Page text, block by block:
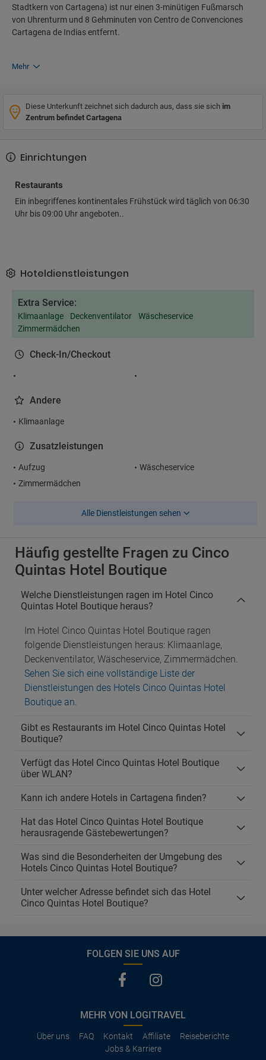
Stadtkern von Cartagena) ist nur einen 3-minütigen Fußmarsch
von Uhrenturm und 8 Gehminuten von Centro de Convenciones
Cartagena de Indias entfernt.
Mehr
Diese Unterkunft zeichnet sich dadurch aus, dass sie sich im
Zentrum befindet Cartagena
Einrichtungen
Restaurants
Ein inbegriffenes kontinentales Frühstück wird täglich von 06:30
Uhr bis 09:00 Uhr angeboten..
Hoteldienstleistungen
Extra Service:
Klimaanlage Deckenventilator
Wäscheservice
Zimmermädchen
Check-In/Checkout
Andere
Klimaanlage
Zusatzleistungen
Aufzug
Wäscheservice
Zimmermädchen
Alle Dienstleistungen sehen
Häufig gestellte Fragen zu Cinco
Quintas Hotel Boutique
Welche Dienstleistungen ragen im Hotel Cinco
Quintas Hotel Boutique heraus?
Im Hotel Cinco Quintas Hotel Boutique ragen
folgende Dienstleistungen heraus: Klimaanlage,
Deckenventilator, Wäscheservice, Zimmermädchen.
Sehen Sie sich eine vollständige Liste der
Dienstleistungen des Hotels Cinco Quintas Hotel
Boutique an.
Gibt es Restaurants im Hotel Cinco Quintas Hotel
Boutique?
Verfügt das Hotel Cinco Quintas Hotel Boutique
über WLAN?
Kann ich andere Hotels in Cartagena finden?
Hat das Hotel Cinco Quintas Hotel Boutique
herausragende Gästebewertungen?
Was sind die Besonderheiten der Umgebung des
Hotels Cinco Quintas Hotel Boutique?
Unter welcher Adresse befindet sich das Hotel
Cinco Quintas Hotel Boutique?
FOLGEN SIE UNS AUF
MEHR VON LOGITRAVEL
Über uns FAQ Kontakt Affiliate
Reiseberichte
Jobs & Karriere